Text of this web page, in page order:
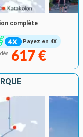
Payez en 4X
complète
dès 617 €